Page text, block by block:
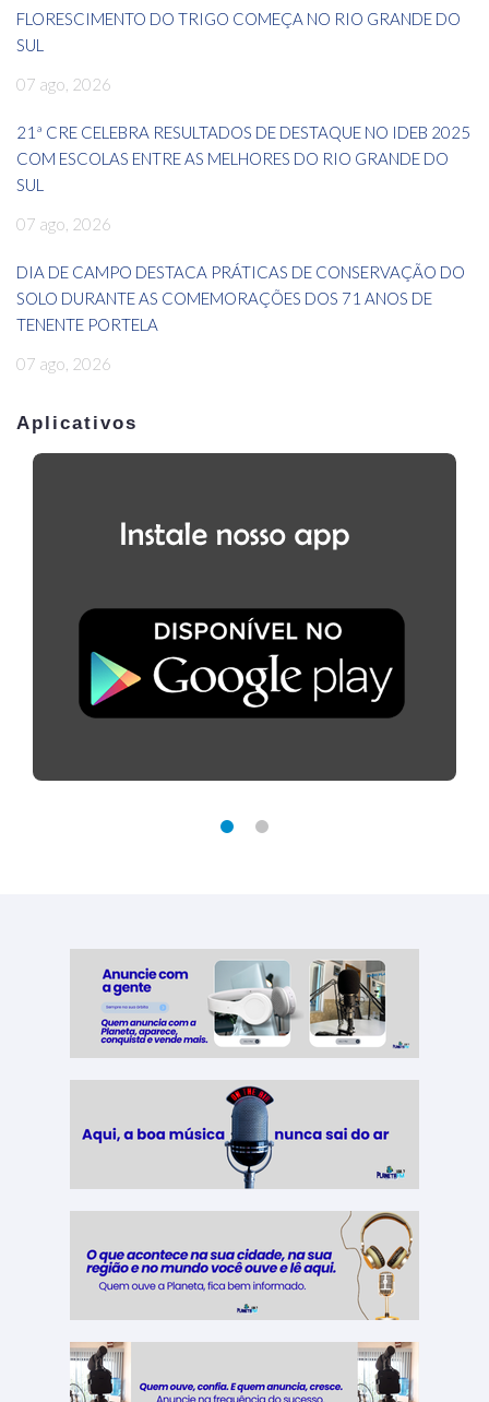
FLORESCIMENTO DO TRIGO COMEÇA NO RIO GRANDE DO
SUL
07 ago, 2026
21ª CRE CELEBRA RESULTADOS DE DESTAQUE NO IDEB 2025
COM ESCOLAS ENTRE AS MELHORES DO RIO GRANDE DO
SUL
07 ago, 2026
DIA DE CAMPO DESTACA PRÁTICAS DE CONSERVAÇÃO DO
SOLO DURANTE AS COMEMORAÇÕES DOS 71 ANOS DE
TENENTE PORTELA
07 ago, 2026
Aplicativos